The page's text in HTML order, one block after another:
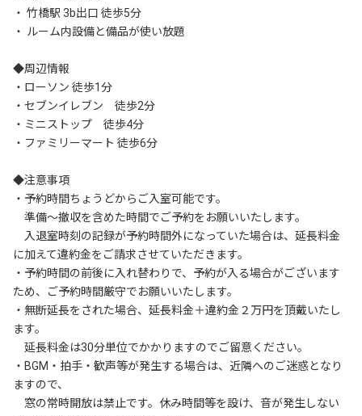
・ 竹橋駅 3b出口 徒歩5分
・ ルーム内設備と備品が使い放題
◆周辺情報
・ローソン 徒歩1分
・セブンイレブン　徒歩2分
・ミニストップ　徒歩4分
・ファミリーマート 徒歩6分
◆注意事項
・予約時間ちょうどからご入室可能です。
準備～撤収を含めた時間でご予約をお願いいたします。
入退室時刻の記録が予約時間外になっていた場合は、延長料金
に加えて違約金をご請求させていただきます。
・予約時間の前後に入れ替わりで、予約が入る場合がございます
ため、ご予約時間厳守でお願いいたします。
・無断延長をされた場合、延長料金＋違約金２万円を頂戴いたし
ます。
延長料金は30分単位でかかりますのでご留意ください。
・BGM・拍手・歓声等が発生する場合は、近隣へのご迷惑となり
ますので、
窓の常時開放は禁止です。休み時間等を設け、音が発生しない